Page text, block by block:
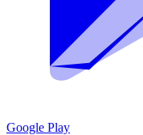
Google Play